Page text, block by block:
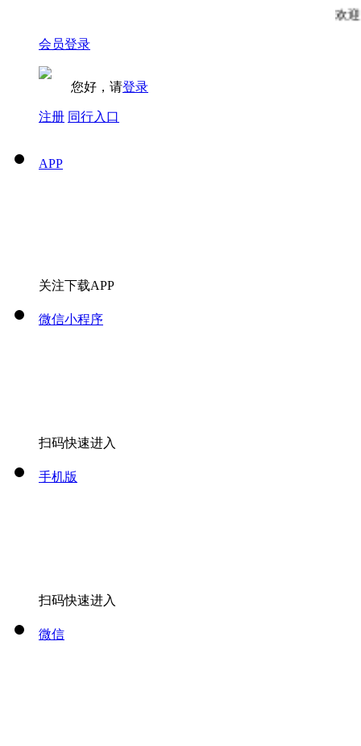
欢迎
会员登录
您好，请登录
注册 同行入口
APP
关注下载APP
微信小程序
扫码快速进入
手机版
扫码快速进入
微信